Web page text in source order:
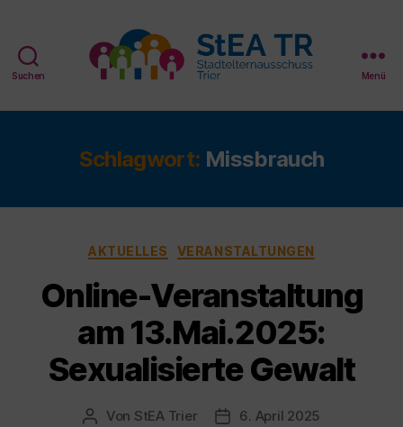
Suchen
Trier
Menü
Schlagwort: Missbrauch
Kategorien
AKTUELLES VERANSTALTUNGEN
Online-Veranstaltung
am 13.Mai.2025:
Sexualisierte Gewalt
Beitragsautor
Von StEA Trier Veröffentlichungsdatum
6. April 2025